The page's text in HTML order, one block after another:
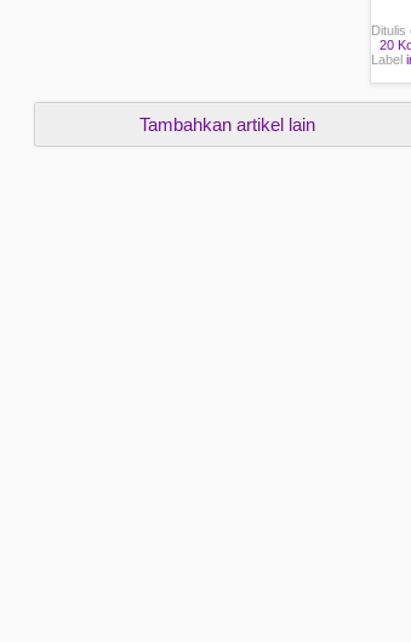
Ditulis
20
Label
Tambahkan artikel lain